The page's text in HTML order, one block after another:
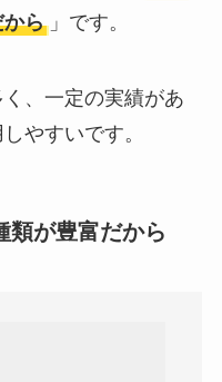
から 」です。
、一定の実績があ
やすいです。
が豊富だから